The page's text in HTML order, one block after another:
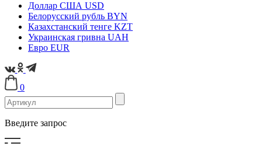
Доллар США USD
Белорусский рубль BYN
Казахстанский тенге KZT
Украинская гривна UAH
Евро EUR
0
Введите запрос